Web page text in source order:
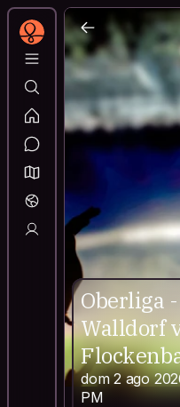
Oberliga
Walldorf
dom 2 ago
PM